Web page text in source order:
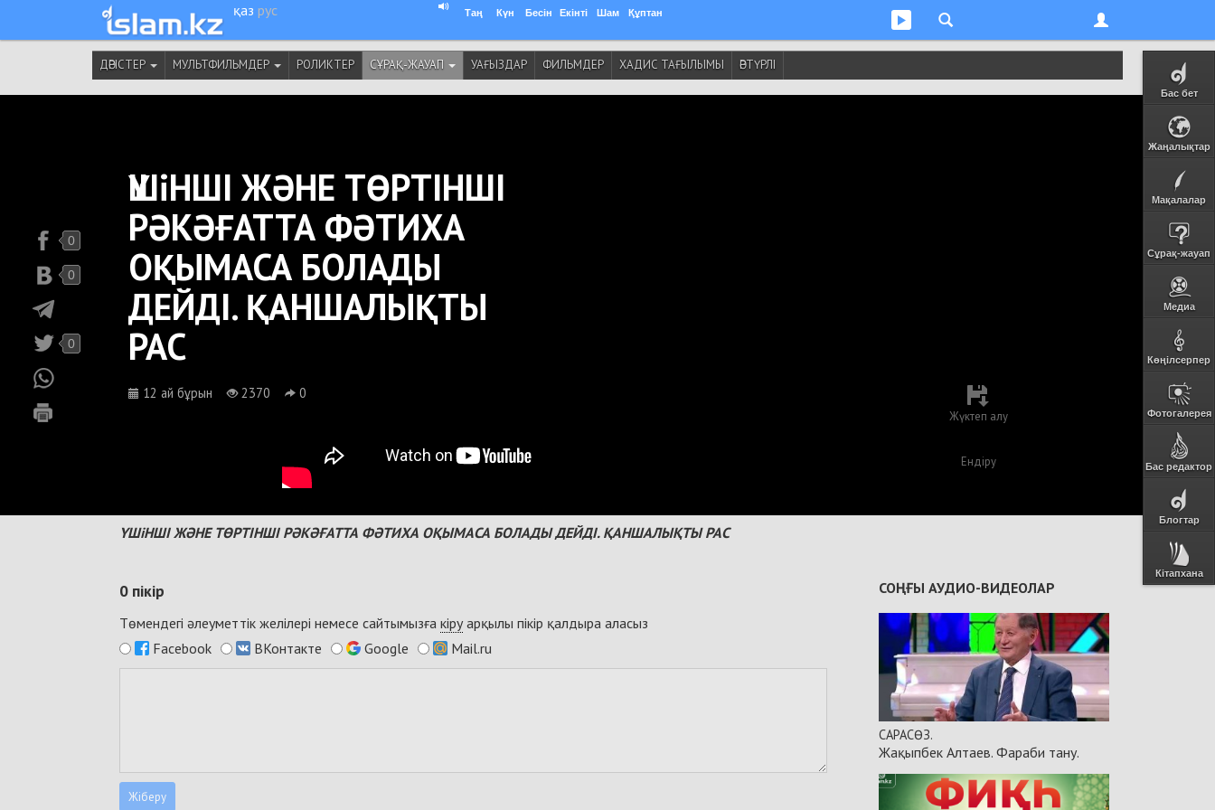
қаз рус Таң Күн Бесін Екінті Шам Құптан
Бас бет
Жаңалықтар
Мақалалар
Сұрақ-жауап
Медиа
Көңілсерпер
Фотогалерея
Бас редактор
Блогтар
Кітапхана
ДӘРІСТЕР МУЛЬТФИЛЬМДЕР РОЛИКТЕР СҰРАҚ-ЖАУАП УАҒЫЗДАР ФИЛЬМДЕР ХАДИС ТАҒЫЛЫМЫ ӘРТҮРЛІ
ҮШіНШІ ЖӘНЕ ТӨРТІНШІ
РӘКӘҒАТТА ФӘТИХА
ОҚЫМАСА БОЛАДЫ
ДЕЙДІ. ҚАНШАЛЫҚТЫ
РАС
12 ай бұрын 2370 0
Жүктеп алу
Ендіру
ҮШіНШІ ЖӘНЕ ТӨРТІНШІ РӘКӘҒАТТА ФӘТИХА ОҚЫМАСА БОЛАДЫ ДЕЙДІ. ҚАНШАЛЫҚТЫ РАС
0
0
0
0 пікір
Төмендегі әлеуметтік желілері немесе сайтымызға кіруарқылы пікір қалдыра аласыз
Facebook
ВКонтакте Google Mail.ru
СОҢҒЫ АУДИО-ВИДЕОЛАР
САРАСӨЗ.
Жақыпбек Алтаев. Фараби тану.